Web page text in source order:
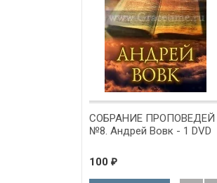
СОБРАНИЕ ПРОПОВЕДЕЙ
№8. Андрей Вовк - 1 DVD
100 ₽